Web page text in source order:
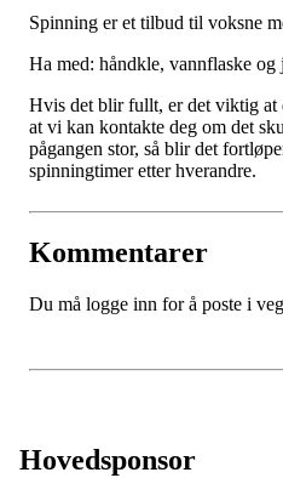
Spinning er et tilbud til voksne
Ha med: håndkle, vannflaske
Hvis det blir fullt, er det viktig at
at vi kan kontakte deg om det
pågangen stor, så blir det
spinningtimer etter hverandre.
Kommentarer
Du må logge inn for å poste i
Hovedsponsor